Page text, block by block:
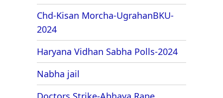
Chd-Kisan Morcha-UgrahanBKU-
2024
Haryana Vidhan Sabha Polls-2024
Nabha jail